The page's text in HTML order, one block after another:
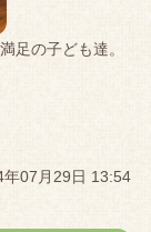
足の子ども達。
年07月29日 13:54